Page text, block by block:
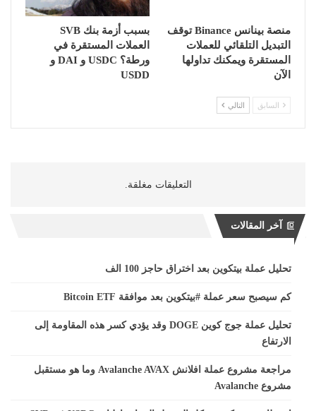
منصة بينانس Binance توقف
التبديل التلقائي للعملات
المستقرة ويمكنك تداولها
الآن
بسبب أزمة بنك SVB
العملات المستقرة في
ورطة؟ USDC و DAI و
USDD
السابق التالي
التعليقات مغلقة.
آخر المقالات
تحليل عملة بيتكوين بعد اختراق حاجز 100 الف
كم سيصبح سعر عملة #بيتكوين بعد موافقة Bitcoin ETF
تحليل عملة جوج كوين DOGE وقد يؤدي كسر هذه المقاومة إلى
الارتفاع
مراجعة مشروع عملة افلانش Avalanche AVAX وما هو مستقبل
مشروع Avalanche